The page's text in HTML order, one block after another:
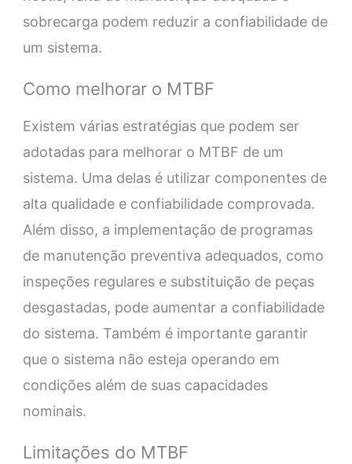
sobrecarga podem reduzir a confiabilidade de
um sistema.
Como melhorar o MTBF
Existem várias estratégias que podem ser
adotadas para melhorar o MTBF de um
sistema. Uma delas é utilizar componentes de
alta qualidade e confiabilidade comprovada.
Além disso, a implementação de programas
de manutenção preventiva adequados, como
inspeções regulares e substituição de peças
desgastadas, pode aumentar a confiabilidade
do sistema. Também é importante garantir
que o sistema não esteja operando em
condições além de suas capacidades
nominais.
Limitações do MTBF